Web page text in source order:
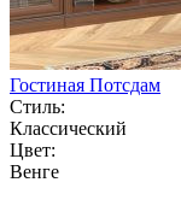
Гостиная Потсдам
Стиль:
Классический
Цвет:
Венге